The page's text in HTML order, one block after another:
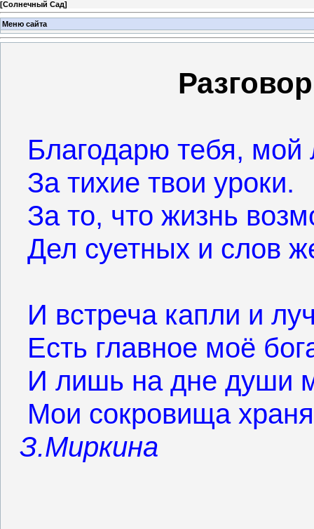
[Солнечный Сад]
Меню сайта
Благодарю тебя, мой
За тихие твои уроки.
За то, что жизнь
Дел суетных и слов
И встреча капли и
Есть главное моё
И лишь на дне души
Мои сокровища
З.Миркина